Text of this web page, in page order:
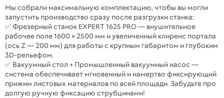
Мы собрали максимальную комплектацию, чтобы вы могли
запустить производство сразу после разгрузки станка:
✅ Фрезерный станок EXPERT 1625 PRO — внушительное
рабочее поле 1600 × 2500 мм и увеличенный клиренс портала
(ось Z — 200 мм) для работы с крупным габаритом и глубоким
3D-рельефом.
✅ Вакуумный стол + Промышленный вакуумный насос —
система обеспечивает мгновенный и намертво фиксирующий
прижим листовых материалов по всей площади. Забудьте про
долгую ручную фиксацию струбцинами!